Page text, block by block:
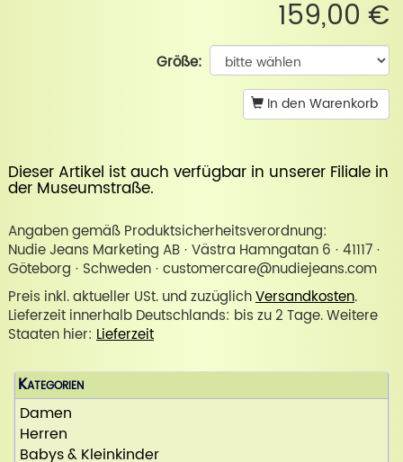
159,00 €
Größe:
In den Warenkorb
Dieser Artikel ist auch verfügbar in unserer Filiale in
der Museumstraße.
Angaben gemäß Produktsicherheitsverordnung:
Nudie Jeans Marketing AB · Västra Hamngatan 6 · 41117 ·
Göteborg · Schweden · customercare@nudiejeans.com
Preis inkl. aktueller USt. und zuzüglichVersandkosten.
Lieferzeit innerhalb Deutschlands: bis zu 2 Tage. Weitere
Staaten hier: Lieferzeit
Kategorien
Damen
Herren
Babys & Kleinkinder